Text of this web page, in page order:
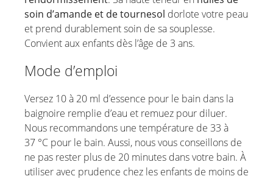
soin d’amande et de tournesol dorlote votre peau
et prend durablement soin de sa souplesse.
Convient aux enfants dès l’âge de 3 ans.
Mode d’emploi
Versez 10 à 20 ml d’essence pour le bain dans la
baignoire remplie d’eau et remuez pour diluer.
Nous recommandons une température de 33 à
37 °C pour le bain. Aussi, nous vous conseillons de
ne pas rester plus de 20 minutes dans votre bain. À
utiliser avec prudence chez les enfants de moins de